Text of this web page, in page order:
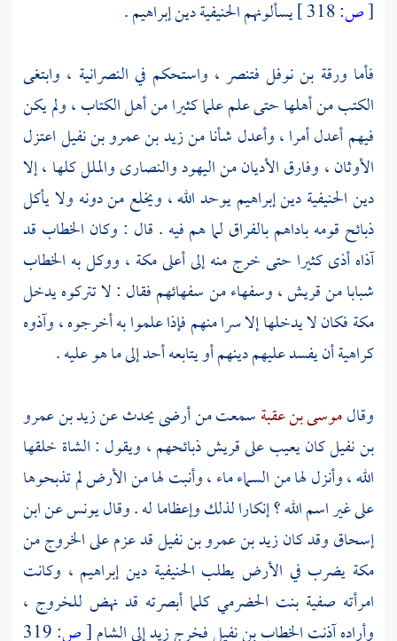
[ص: يسألونهم الحنيفية دينإبراهيم.
فأما ورقة بن نوفل فتنصر ، واستحكم في النصرانية ، وابتغى
الكتب من أهلها حتى علم علما كثيرا من أهل الكتاب ، ولم يكن
فيهم أعدل أمرا ، وأعدل شأنا منزيد بن عمرو بن نفيلاعتزل
الأوثان ، وفارق الأديان مناليهودوالنصارىوالملل كلها ، إلا
دين الحنيفية دينإبراهيميوحد الله ، ويخلع من دونه ولا يأكل
ذبائح قومه باداهم بالفراق لما هم فيه . قال : وكان الخطاب قد
آذاه أذى كثيرا حتى خرج منه إلى أعلىمكة ، ووكل به الخطاب
شبابا منقريش ،وسفهاء من سفهائهم فقال : لا تتركوه يدخل
مكةفكان لا يدخلها إلا سرا منهم فإذا علموا به أخرجوه ، وآذوه
كراهية أن يفسد عليهم دينهم أو يتابعه أحد إلى ما هو عليه .
وقالموسى بن عقبةسمعت من أرضى يحدث عنزيد بن عمرو
بن نفيلكان يعيب علىقريشذبائحهم ، ويقول : الشاة خلقها
الله ، وأنزل لها من السماء ماء ، وأنبت لها من الأرض لم تذبحوها
على غير اسم الله ؟ إنكارا لذلك وإعظاما له . وقاليونسعنابن
إسحاقوقد كانزيد بن عمرو بن نفيلقد عزم على الخروج من
مكة يضرب في الأرض يطلب الحنيفية دينإبراهيم ، وكانت
امرأته صفية بنت الحضرميكلما أبصرته قد نهض للخروج ،
وأراده آذنتالخطاب بن نفيلفخرج زيد إلىالشام[ص:319